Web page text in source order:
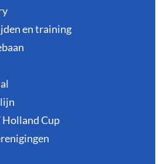
en training
Cup